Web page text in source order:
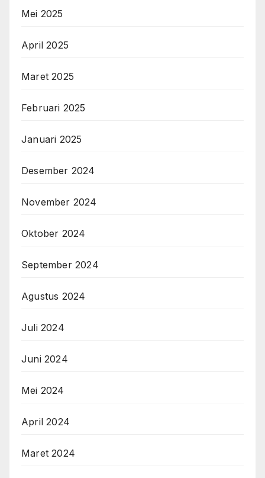
Mei 2025
April 2025
Maret 2025
Februari 2025
Januari 2025
Desember 2024
November 2024
Oktober 2024
September 2024
Agustus 2024
Juli 2024
Juni 2024
Mei 2024
April 2024
Maret 2024